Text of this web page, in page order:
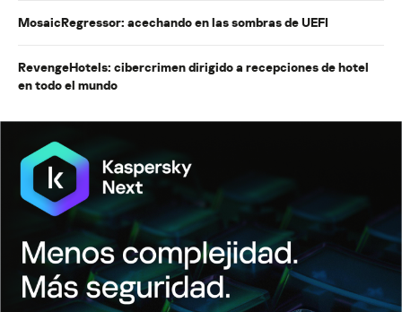
MosaicRegressor: acechando en las sombras de UEFI
RevengeHotels: cibercrimen dirigido a recepciones de hotel
en todo el mundo